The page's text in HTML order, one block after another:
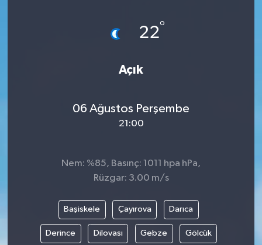
22°
Açık
06 Ağustos Perşembe
21:00
Nem: %85, Basınç: 1011 hpa hPa,
Rüzgar: 3.00 m/s
Başiskele Çayırova Darıca
Derince Dilovası Gebze Gölcük